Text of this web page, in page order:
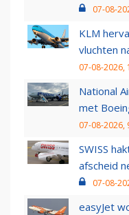
07-08-
KLM
vluchten
07-08-2026,
National
met
07-08-2026,
SWISS
afscheid
07-08-
easyJet